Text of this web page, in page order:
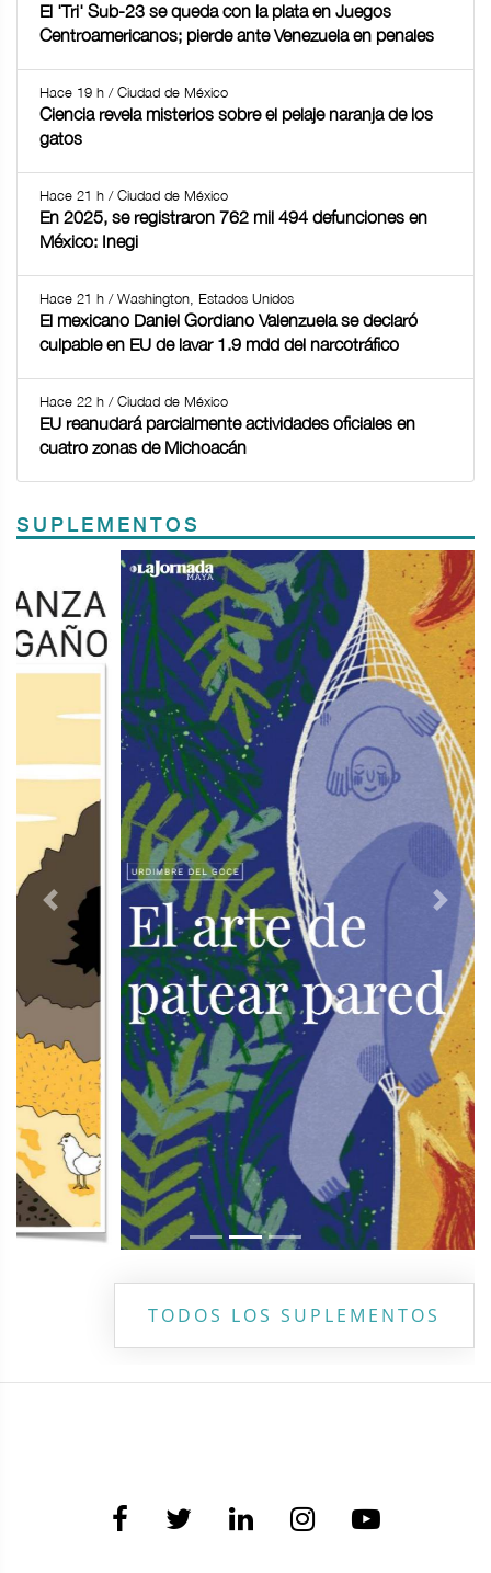
El 'Tri' Sub-23 se queda con la plata en Juegos
Centroamericanos; pierde ante Venezuela en penales
Hace 19 h / Ciudad de México
Ciencia revela misterios sobre el pelaje naranja de los
gatos
Hace 21 h / Ciudad de México
En 2025, se registraron 762 mil 494 defunciones en
México: Inegi
Hace 21 h / Washington, Estados Unidos
El mexicano Daniel Gordiano Valenzuela se declaró
culpable en EU de lavar 1.9 mdd del narcotráfico
Hace 22 h / Ciudad de México
EU reanudará parcialmente actividades oficiales en
cuatro zonas de Michoacán
SUPLEMENTOS
Previous Next
TODOS LOS SUPLEMENTOS